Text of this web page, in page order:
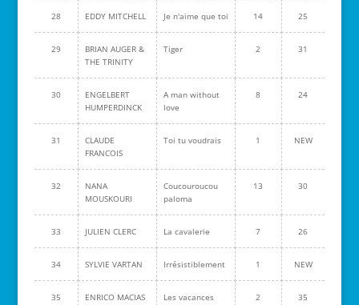
28 EDDY MITCHELL Je n'aime que toi 14 25
29
BRIAN AUGER &
THE TRINITY
Tiger 2 31
30
ENGELBERT
HUMPERDINCK
A man without
love
8 24
31
CLAUDE
FRANCOIS
Toi tu voudrais 1 NEW
32
NANA
MOUSKOURI
Coucouroucou
paloma
13 30
33 JULIEN CLERC La cavalerie 7 26
34 SYLVIE VARTAN Irrésistiblement 1 NEW
35 ENRICO MACIAS Les vacances 2 35